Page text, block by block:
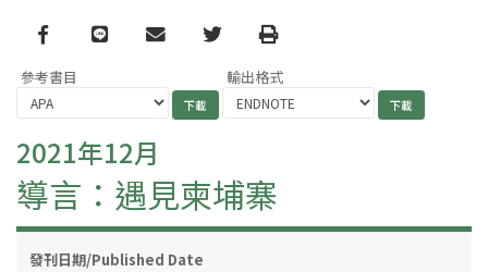
Facebook
line email TwitterPrint
參考書目 輸出格式
2021年12月
導言：遇見柬埔寨
發刊日期/Published Date